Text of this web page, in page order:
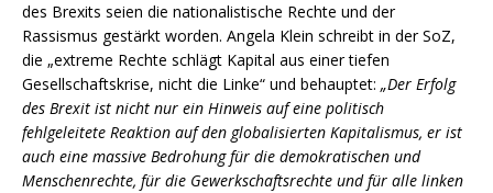
des Brexits seien die nationalistische Rechte und der
Rassismus gestärkt worden. Angela Klein schreibt in der SoZ,
die „extreme Rechte schlägt Kapital aus einer tiefen
Gesellschaftskrise, nicht die Linke“ und behauptet: „Der Erfolg
des Brexit ist nicht nur ein Hinweis auf eine politisch
fehlgeleitete Reaktion auf den globalisierten Kapitalismus, er ist
auch eine massive Bedrohung für die demokratischen und
Menschenrechte, für die Gewerkschaftsrechte und für alle linken